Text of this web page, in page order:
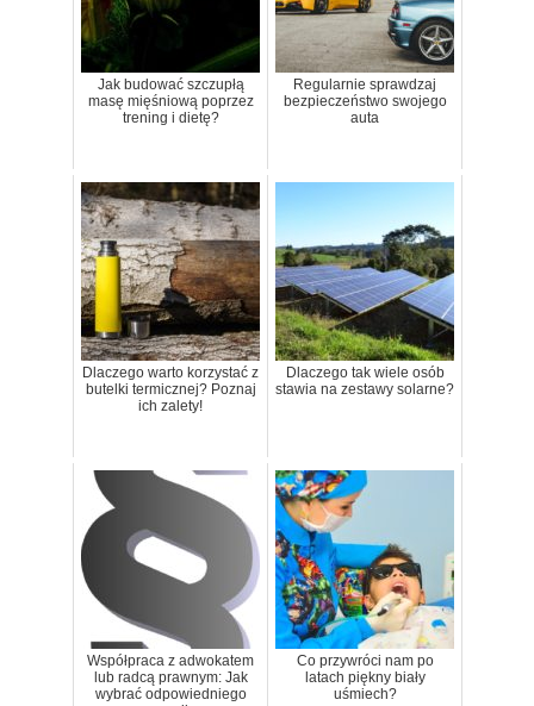
Jak budować szczupłą
masę mięśniową poprzez
trening i dietę?
Regularnie sprawdzaj
bezpieczeństwo swojego
auta
Dlaczego warto korzystać z
butelki termicznej? Poznaj
ich zalety!
Dlaczego tak wiele osób
stawia na zestawy solarne?
Współpraca z adwokatem
lub radcą prawnym: Jak
wybrać odpowiedniego
Co przywróci nam po
latach piękny biały
uśmiech?